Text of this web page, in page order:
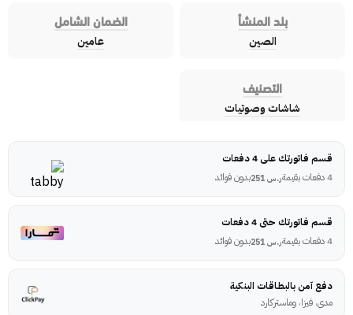
بلد المنشأ
الصين
الضمان الشامل
عامين
التصنيف
شاشات وصوتيات
قسم فاتورتك على 4 دفعات
4 دفعات بقيمة
ر.س بدون فوائد
قسم فاتورتك حتى 4 دفعات
4 دفعات بقيمة
ر.س بدون فوائد
دفع آمن بالبطاقات البنكية
مدى، فيزا، وماستركارد